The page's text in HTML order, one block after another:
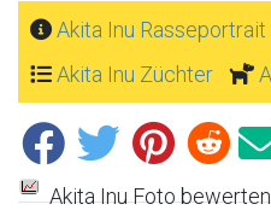
Akita Inu Rasseportrait
Akita Inu Züchter
Akita Inu Foto